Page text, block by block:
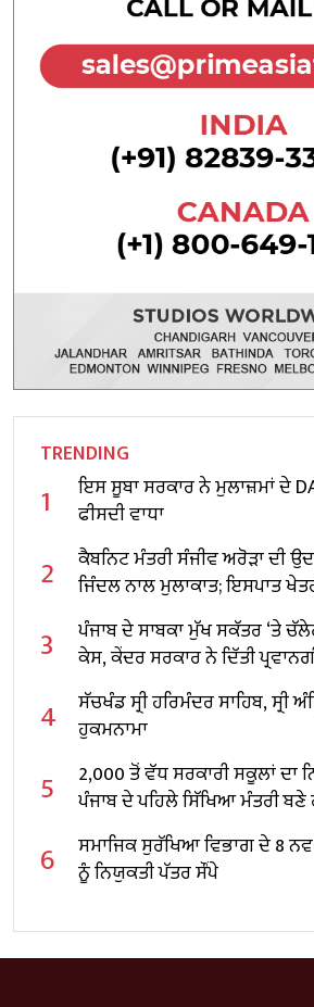
TRENDING
1
ਇਸ ਸੂਬਾ ਸਰਕਾਰ ਨੇ ਮੁਲਾਜ਼ਮਾਂ ਦੇ
ਫੀਸਦੀ ਵਾਧਾ
2
ਕੈਬਨਿਟ ਮੰਤਰੀ ਸੰਜੀਵ ਅਰੋੜਾ ਦੀ
ਜਿੰਦਲ ਨਾਲ ਮੁਲਾਕਾਤ; ਇਸਪਾਤ
ਨਿਵੇਸ਼ ਦਾ ਐਲਾਨ
3
ਪੰਜਾਬ ਦੇ ਸਾਬਕਾ ਮੁੱਖ ਸਕੱਤਰ ‘ਤੇ
ਕੇਸ, ਕੇਂਦਰ ਸਰਕਾਰ ਨੇ ਦਿੱਤੀ
4
ਸੱਚਖੰਡ ਸ੍ਰੀ ਹਰਿਮੰਦਰ ਸਾਹਿਬ, ਸ੍ਰੀ
ਹੁਕਮਨਾਮਾ
5
2,000 ਤੋਂ ਵੱਧ ਸਰਕਾਰੀ ਸਕੂਲਾਂ ਦਾ
ਪੰਜਾਬ ਦੇ ਪਹਿਲੇ ਸਿੱਖਿਆ ਮੰਤਰੀ
6
ਸਮਾਜਿਕ ਸੁਰੱਖਿਆ ਵਿਭਾਗ ਦੇ 8
ਨੂੰ ਨਿਯੁਕਤੀ ਪੱਤਰ ਸੌਂਪੇ